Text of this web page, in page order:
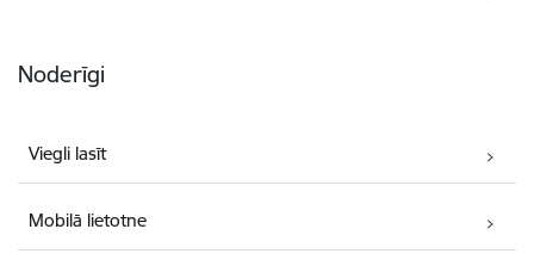
Noderīgi
Viegli lasīt
Mobilā lietotne